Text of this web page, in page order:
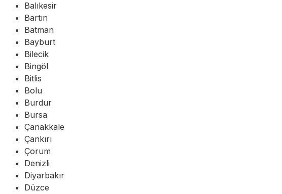
Balıkesir
Bartın
Batman
Bayburt
Bilecik
Bingöl
Bitlis
Bolu
Burdur
Bursa
Çanakkale
Çankırı
Çorum
Denizli
Diyarbakır
Düzce